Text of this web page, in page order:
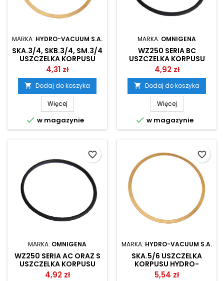
MARKA: HYDRO-VACUUM S.A.
SKA.3/4, SKB.3/4, SM.3/4
USZCZELKA KORPUSU
HYDRO-VACUUM
4,31 zł
 Dodaj do koszyka
Więcej
 w magazynie
MARKA: OMNIGENA
WZ250 SERIA BC
USZCZELKA KORPUSU
POMPY OMNIGENA
4,92 zł
 Dodaj do koszyka
Więcej
 w magazynie
MARKA: OMNIGENA
WZ250 SERIA AC ORAZ S
USZCZELKA KORPUSU
POMPY OMNIGENA
4,92 zł
favorite_border
MARKA: HYDRO-VACUUM S.A.
SKA.5/6 USZCZELKA
KORPUSU HYDRO-
VACUUM
5,54 zł
favorite_border